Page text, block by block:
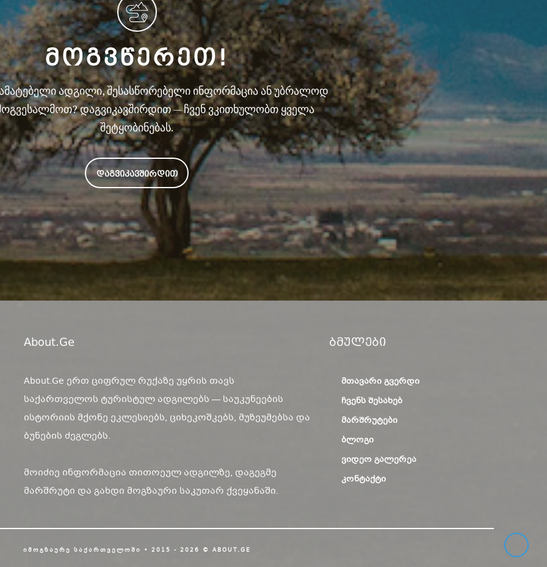
ᲛᲝᲒᲕᲬᲔᲠᲔᲗ!
ადგილი, შესასწორებელი ინფორმაცია ან უბრალოდ
დაგვიკავშირდით — ჩვენ ვკითხულობთ ყველა
შეტყობინებას.
ᲓᲐᲒᲕᲘᲙᲐᲕᲨᲘᲠᲓᲘᲗ
About.ge
About.Ge ერთ ციფრულ რუქაზე უყრის თავს
საქართველოს ტურისტულ ადგილებს — საუკუნეების
ისტორიის მქონე ეკლესიებს, ციხეკოშკებს, მუზეუმებსა და
ბუნების ძეგლებს.
მოიძიე ინფორმაცია თითოეულ ადგილზე, დაგეგმე
მარშრუტი და გახდი მოგზაური საკუთარ ქვეყანაში.
Ბმულები
ᲛᲗᲐᲕᲐᲠᲘ ᲒᲕᲔᲠᲓᲘ
ᲩᲕᲔᲜᲡ ᲨᲔᲡᲐᲮᲔᲑ
ᲛᲐᲠᲨᲠᲣᲢᲔᲑᲘ
ᲑᲚᲝᲒᲘ
ᲕᲘᲓᲔᲝ ᲒᲐᲚᲔᲠᲔᲐ
ᲙᲝᲜᲢᲐᲥᲢᲘ
ᲘᲛᲝᲒᲖᲐᲣᲠᲔ ᲡᲐᲥᲐᲠᲗᲕᲔᲚᲝᲨᲘ • 2015 - 2026 © ABOUT.GE